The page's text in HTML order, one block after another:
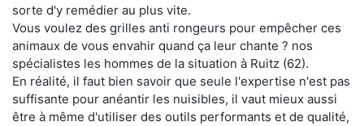
sorte d'y remédier au plus vite.
Vous voulez des grilles anti rongeurs pour empêcher ces
animaux de vous envahir quand ça leur chante ? nos
spécialistes les hommes de la situation à Ruitz (62).
En réalité, il faut bien savoir que seule l'expertise n'est pas
suffisante pour anéantir les nuisibles, il vaut mieux aussi
être à même d'utiliser des outils performants et de qualité,